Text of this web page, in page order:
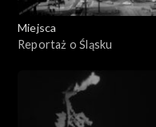
Miejsca
Reportaż o Śląsku